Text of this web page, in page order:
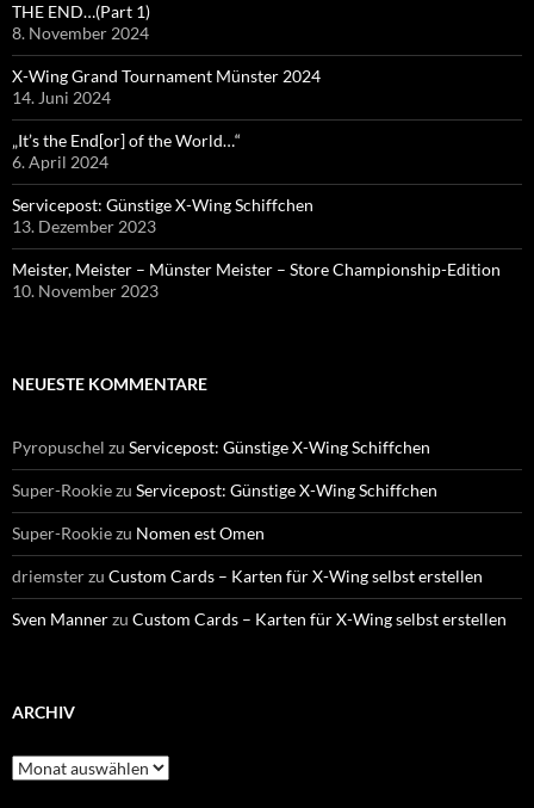
THE END…(Part 1)
8. November 2024
X-Wing Grand Tournament Münster 2024
14. Juni 2024
„It’s the End[or] of the World…“
6. April 2024
Servicepost: Günstige X-Wing Schiffchen
13. Dezember 2023
Meister, Meister – Münster Meister – Store Championship-Edition
10. November 2023
NEUESTE KOMMENTARE
Pyropuschel zu Servicepost: Günstige X-Wing Schiffchen
Super-Rookiezu Servicepost: Günstige X-Wing Schiffchen
Super-Rookiezu Nomen est Omen
driemsterzu Custom Cards – Karten für X-Wing selbst erstellen
Sven Mannerzu Custom Cards – Karten für X-Wing selbst erstellen
ARCHIV
Archiv